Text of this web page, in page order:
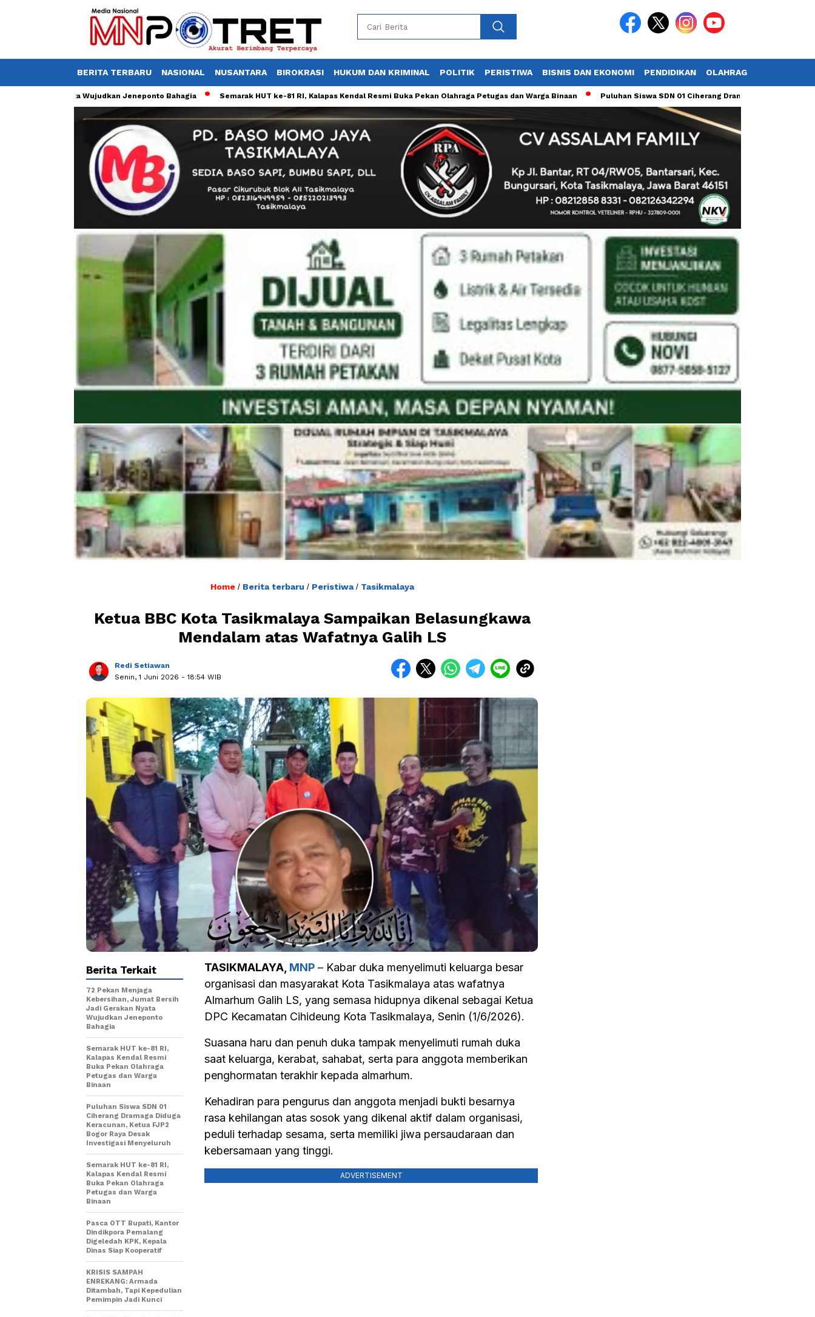
BERITA TERBARU NASIONAL NUSANTARA BIROKRASI HUKUM DAN KRIMINAL POLITIK PERISTIWA BISNIS DAN EKONOMI PENDIDIKAN OLAHRAGA
Nyata Wujudkan Jeneponto Bahagia Semarak HUT ke-81 RI, Kalapas Kendal Resmi Buka Pekan Olahraga Petugas dan Warga Binaan Puluhan Siswa SDN 01 Ciherang Dramaga Diduga Keracunan,
Home/ Berita terbaru / Peristiwa/ Tasikmalaya
Ketua BBC Kota Tasikmalaya Sampaikan Belasungkawa
Mendalam atas Wafatnya Galih LS
Redi Setiawan
Senin, 1 Juni 2026 - 18:54 WIB
TASIKMALAYA, MNP – Kabar duka menyelimuti keluarga besar
organisasi dan masyarakat Kota Tasikmalaya atas wafatnya
Almarhum Galih LS, yang semasa hidupnya dikenal sebagai Ketua
DPC Kecamatan Cihideung Kota Tasikmalaya, Senin (1/6/2026).
Suasana haru dan penuh duka tampak menyelimuti rumah duka
saat keluarga, kerabat, sahabat, serta para anggota memberikan
penghormatan terakhir kepada almarhum.
Kehadiran para pengurus dan anggota menjadi bukti besarnya
rasa kehilangan atas sosok yang dikenal aktif dalam organisasi,
peduli terhadap sesama, serta memiliki jiwa persaudaraan dan
kebersamaan yang tinggi.
ADVERTISEMENT
Berita Terkait
72 Pekan Menjaga
Kebersihan, Jumat Bersih
Jadi Gerakan Nyata
Wujudkan Jeneponto
Bahagia
Semarak HUT ke-81 RI,
Kalapas Kendal Resmi
Buka Pekan Olahraga
Petugas dan Warga
Binaan
Puluhan Siswa SDN 01
Ciherang Dramaga Diduga
Keracunan, Ketua FJP2
Bogor Raya Desak
Investigasi Menyeluruh
Semarak HUT ke-81 RI,
Kalapas Kendal Resmi
Buka Pekan Olahraga
Petugas dan Warga
Binaan
Pasca OTT Bupati, Kantor
Dindikpora Pemalang
Digeledah KPK, Kepala
Dinas Siap Kooperatif
KRISIS SAMPAH
ENREKANG: Armada
Ditambah, Tapi Kepedulian
Pemimpin Jadi Kunci